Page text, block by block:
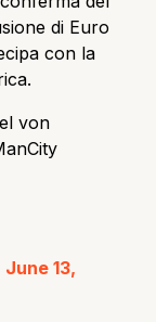
di Euro
con la
von
June 13,